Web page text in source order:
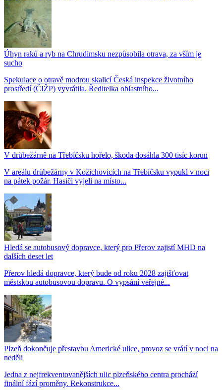
Úhyn raků a ryb na Chrudimsku nezpůsobila otrava, za vším je
sucho
Spekulace o otravě modrou skalicí Česká inspekce životního
prostředí (ČIŽP) vyvrátila. Ředitelka oblastního...
V drůbežárně na Třebíčsku hořelo, škoda dosáhla 300 tisíc korun
V areálu drůbežárny v Kožichovicích na Třebíčsku vypukl v noci
na pátek požár. Hasiči vyjeli na místo...
Hledá se autobusový dopravce, který pro Přerov zajistí MHD na
dalších deset let
Přerov hledá dopravce, který bude od roku 2028 zajišťovat
městskou autobusovou dopravu. O vypsání veřejné...
Plzeň dokončuje přestavbu Americké ulice, provoz se vrátí v noci na
neděli
Jedna z nejfrekventovanějších ulic plzeňského centra prochází
finální fází proměny. Rekonstrukce...